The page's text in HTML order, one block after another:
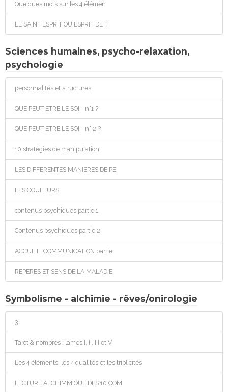
Quelques mots sur les 4 élémen
LE SAINT ESPRIT OU ESPRIT DE T
Sciences humaines, psycho-relaxation,
psychologie
personnalités et structures
QUE PEUT ETRE LE SOI - n°1 ?
QUE PEUT ETRE LE SOI - n° 2 ?
10 stratégies de manipulation
LES DIFFERENTES MANIERES DE PE
LES COULEURS
contenus psychiques partie 1
Contenus psychiques partie 2
ACCUEIL, COMMUNICATION partie
REPERES ET SENS DE LA MALADIE
Symbolisme - alchimie - rêves/onirologie
3
Tarot & nombres : lames I, II,IIII et V
Les 4 éléments, les 4 qualités et les triplicités
LECTURE ALCHIMMIQUE DES 10 COM